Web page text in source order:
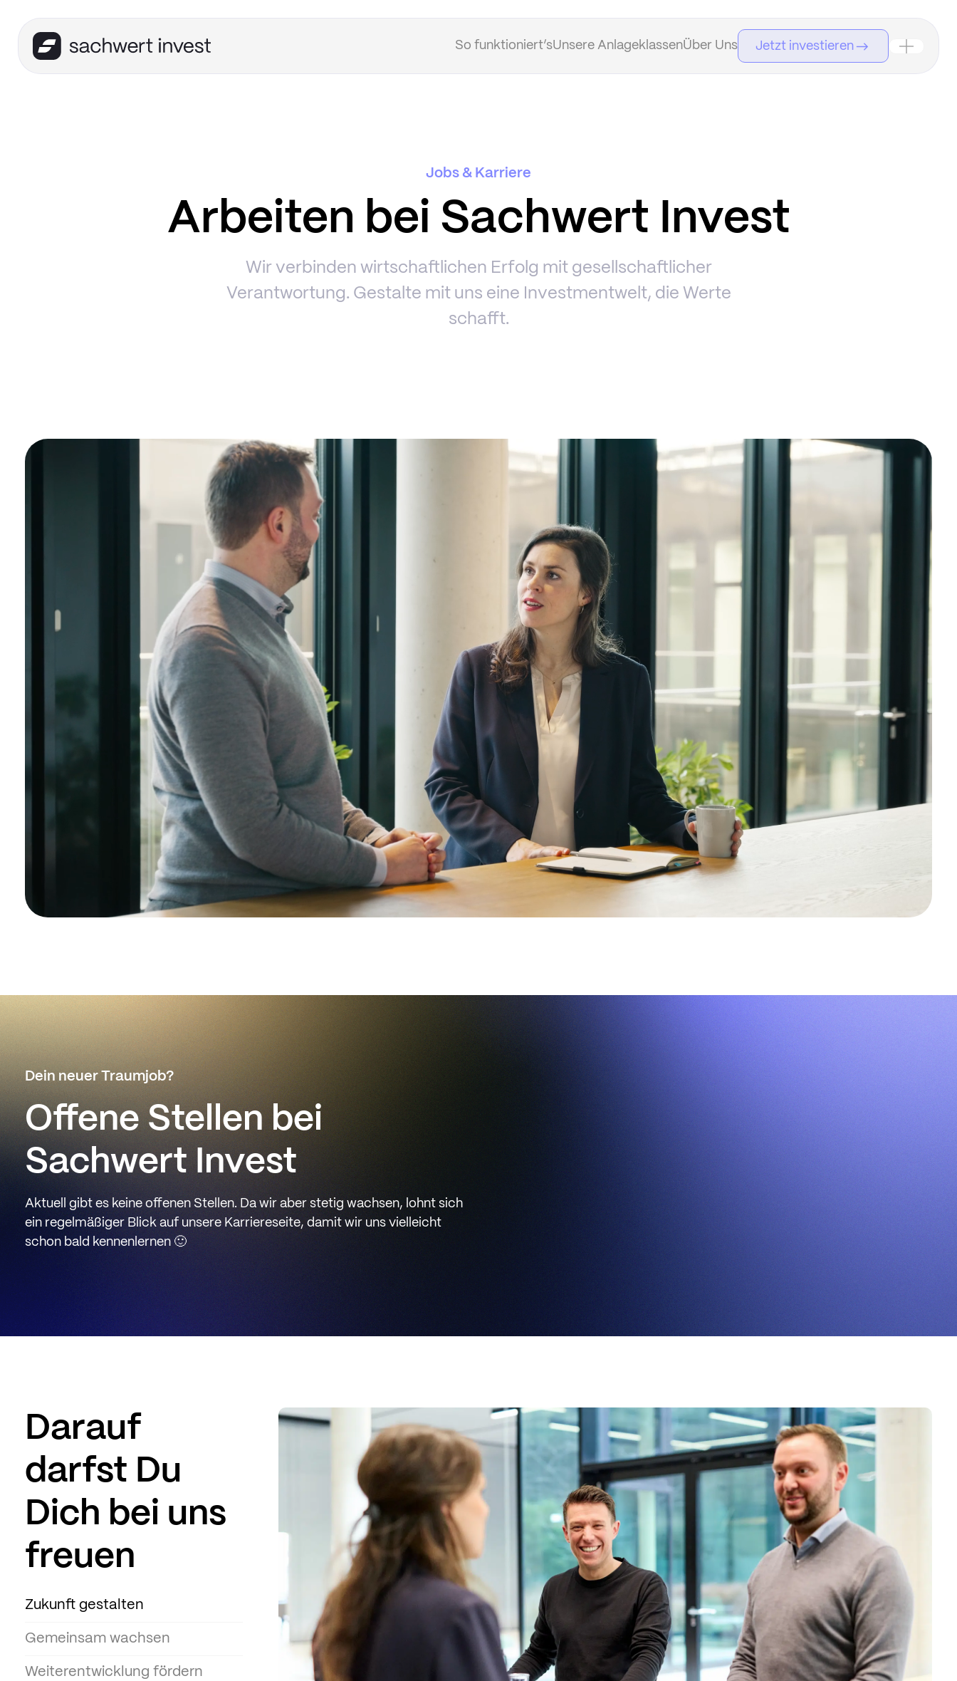
So funktioniert’sUnsere AnlageklassenÜber Uns Jetzt investieren
Jobs & Karriere
Arbeiten bei Sachwert Invest
Wir verbinden wirtschaftlichen Erfolg mit gesellschaftlicher
Verantwortung. Gestalte mit uns eine Investmentwelt, die Werte
schafft.
Dein neuer Traumjob?
Offene Stellen bei
Sachwert Invest
Aktuell gibt es keine offenen Stellen. Da wir aber stetig wachsen, lohnt sich
ein regelmäßiger Blick auf unsere Karriereseite, damit wir uns vielleicht
schon bald kennenlernen 🙂
Darauf
darfst Du
Dich bei uns
freuen
Zukunft gestalten
Gemeinsam wachsen
Weiterentwicklung fördern